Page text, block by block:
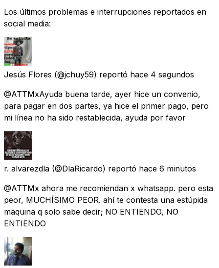
Los últimos problemas e interrupciones reportados en
social media:
Jesús Flores (@jchuy59) reportó hace 4 segundos
@ATTMxAyuda buena tarde, ayer hice un convenio,
para pagar en dos partes, ya hice el primer pago, pero
mi línea no ha sido restablecida, ayuda por favor
r. alvarezdla (@DlaRicardo) reportó hace 6 minutos
@ATTMx ahora me recomiendan x whatsapp. pero esta
peor, MUCHÍSIMO PEOR. ahí te contesta una estúpida
maquina q solo sabe decir; NO ENTIENDO, NO
ENTIENDO